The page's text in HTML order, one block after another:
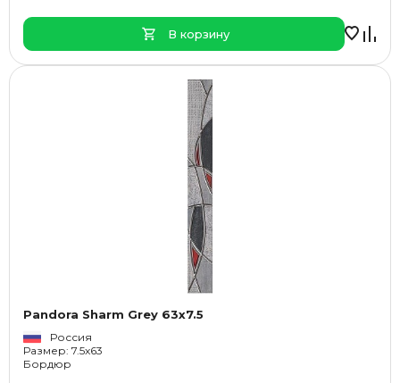
В корзину
Pandora Sharm Grey 63x7.5
Россия
Размер: 7.5x63
Бордюр